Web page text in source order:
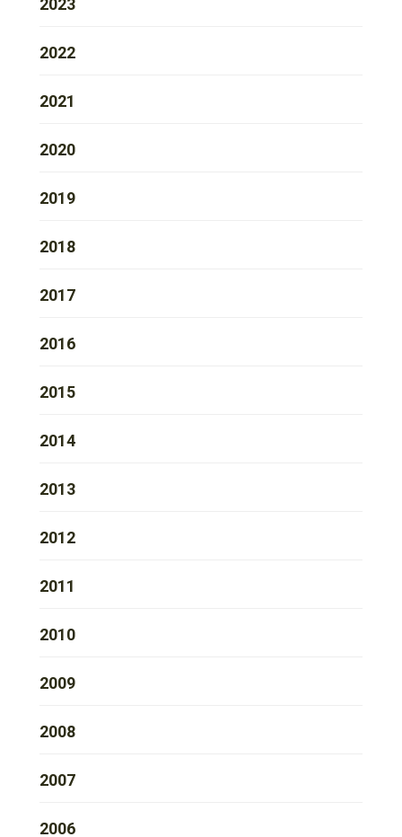
2023
2022
2021
2020
2019
2018
2017
2016
2015
2014
2013
2012
2011
2010
2009
2008
2007
2006